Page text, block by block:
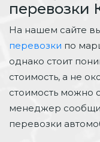
перевозки
На нашем сайте
перевозки по
однако стоит
стоимость, а не
стоимость можно
менеджер
перевозки